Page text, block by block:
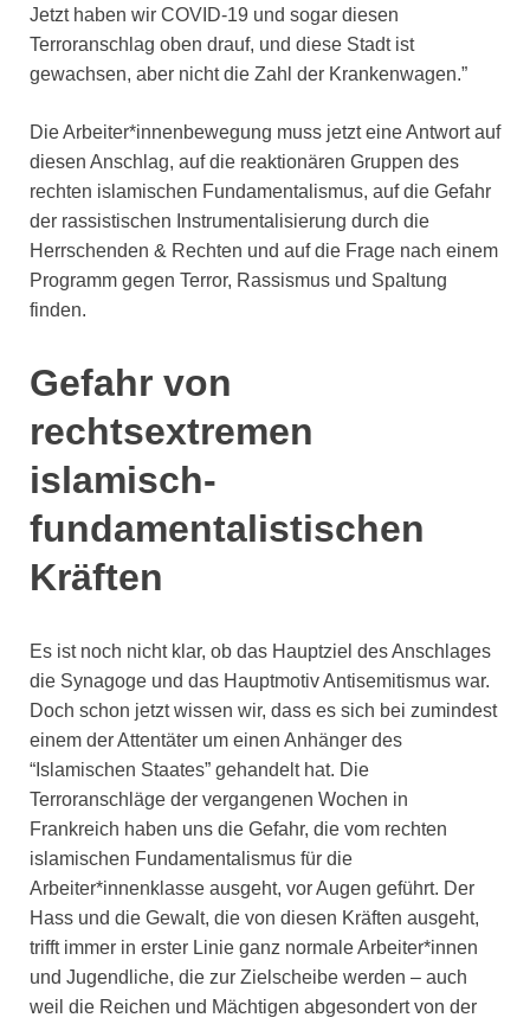
Jetzt haben wir COVID-19 und sogar diesen
Terroranschlag oben drauf, und diese Stadt ist
gewachsen, aber nicht die Zahl der Krankenwagen.”
Die Arbeiter*innenbewegung muss jetzt eine Antwort auf
diesen Anschlag, auf die reaktionären Gruppen des
rechten islamischen Fundamentalismus, auf die Gefahr
der rassistischen Instrumentalisierung durch die
Herrschenden & Rechten und auf die Frage nach einem
Programm gegen Terror, Rassismus und Spaltung
finden.
Gefahr von
rechtsextremen
islamisch-
fundamentalistischen
Kräften
Es ist noch nicht klar, ob das Hauptziel des Anschlages
die Synagoge und das Hauptmotiv Antisemitismus war.
Doch schon jetzt wissen wir, dass es sich bei zumindest
einem der Attentäter um einen Anhänger des
“Islamischen Staates” gehandelt hat. Die
Terroranschläge der vergangenen Wochen in
Frankreich haben uns die Gefahr, die vom rechten
islamischen Fundamentalismus für die
Arbeiter*innenklasse ausgeht, vor Augen geführt. Der
Hass und die Gewalt, die von diesen Kräften ausgeht,
trifft immer in erster Linie ganz normale Arbeiter*innen
und Jugendliche, die zur Zielscheibe werden – auch
weil die Reichen und Mächtigen abgesondert von der